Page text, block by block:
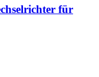
für